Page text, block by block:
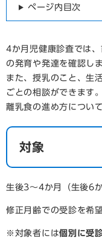
ページ内目次
4か月児健康診査では
の発育や発達を確認しま
また、授乳のこと、生
ごとの相談ができます。
離乳食の進め方につい
対象
生後3～4か月（生後6
修正月齢での受診を希
※対象者には個別に受